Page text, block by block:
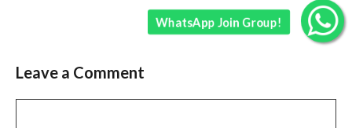
Leave a Comment
WhatsApp Join Group!